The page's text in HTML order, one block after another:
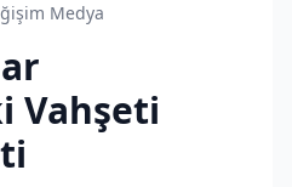
Medya
Vahşeti